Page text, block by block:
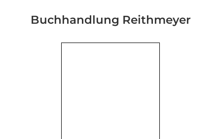
Buchhandlung Reithmeyer